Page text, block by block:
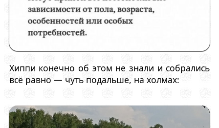
Хиппи конечно об этом не знали и собрались
всё равно — чуть подальше, на холмах: